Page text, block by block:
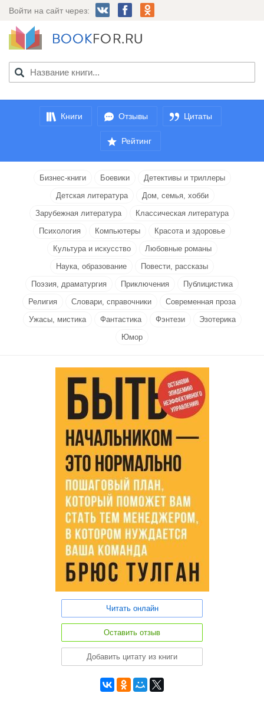
Войти на сайт через:
Книги Отзывы Цитаты
Рейтинг
Бизнес-книги Боевики
Детективы и триллеры
Детская литература
Дом, семья, хобби
Зарубежная литература
Классическая литература
Психология
Компьютеры
Красота и здоровье
Культура и искусство
Любовные романы
Наука, образование
Повести, рассказы
Поэзия, драматургия
Приключения
Публицистика
Религия
Словари, справочники
Современная проза
Ужасы, мистика
Фантастика Фэнтези
Эзотерика
Юмор
Читать онлайн
Оставить отзыв
Добавить цитату из книги